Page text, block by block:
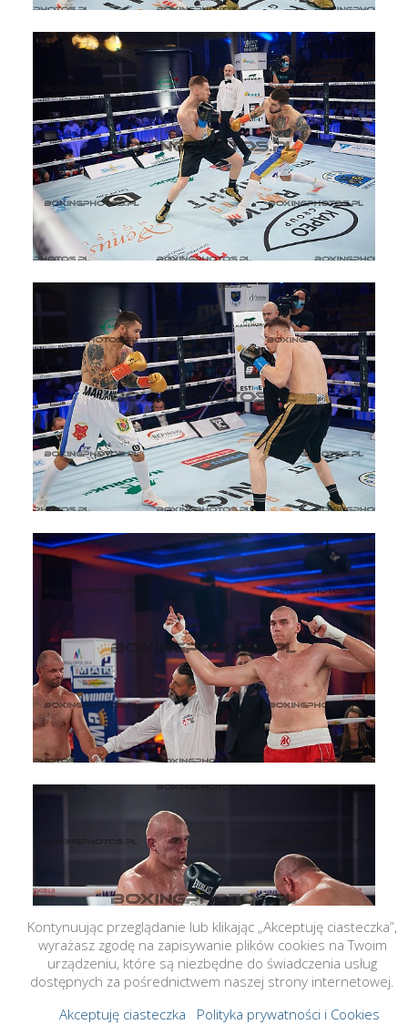
Kontynuując przeglądanie lub klikając „Akceptuję ciasteczka”,
wyrażasz zgodę na zapisywanie plików cookies na Twoim
urządzeniu, które są niezbędne do świadczenia usług
dostępnych za pośrednictwem naszej strony internetowej.
Akceptuję ciasteczka
Polityka prywatności i Cookies